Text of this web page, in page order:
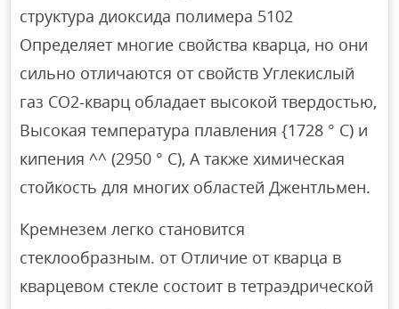
структура диоксида полимера 5102
Определяет многие свойства кварца, но они
сильно отличаются от свойств Углекислый
газ СО2-кварц обладает высокой твердостью,
Высокая температура плавления {1728 ° С) и
кипения ^^ (2950 ° С), А также химическая
стойкость для многих областей Джентльмен.
Кремнезем легко становится
стеклообразным. от Отличие от кварца в
кварцевом стекле состоит в тетраэдрической